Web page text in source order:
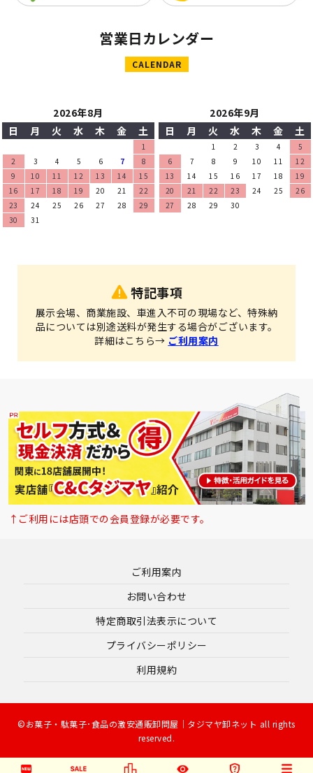
営業日カレンダー
CALENDAR
2026年8月
日
月 火 水 木 金 土
1
2
3 4 5 6 7
8
9
10 11 12 13 14
15
16
17 18 19 20 21
22
23
24 25 26 27 28
29
30
31
2026年9月
日
月 火 水 木 金 土
1 2 3 4
5
6
7 8 9 10 11
12
13
14 15 16 17 18
19
20
21 22 23 24 25
26
27
28 29 30
特記事項
展示会場、商業施設、車進入不可の現場など、特殊納
品については別途送料が発生する場合がございます。
詳細はこちら→ ご利用案内
↑ご利用には店頭での会員登録が必要です。
ご利用案内
お問い合わせ
特定商取引法表示について
プライバシーポリシー
利用規約
©お菓子・駄菓子･食品の激安通販卸問屋｜タジマヤ卸ネット all rights
reserved.